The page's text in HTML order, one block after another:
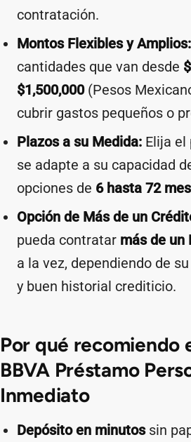
contratación.
Montos Flexibles y Amplios:
cantidades que van desde
$1,500,000(Pesos
cubrir gastos pequeños o
Plazos a su Medida: Elija el
se adapte a su capacidad
opciones de 6 hasta 72
Opción de Más de un
pueda contratar más de un
a la vez, dependiendo de
y buen historial crediticio.
Por qué recomiendo
BBVA Préstamo
Inmediato
Depósito en minutossin